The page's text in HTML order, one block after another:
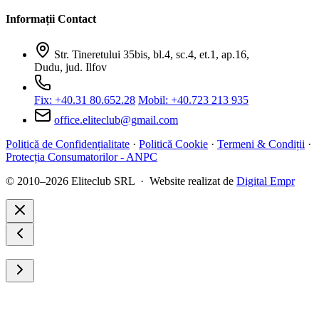
Informații Contact
Str. Tineretului 35bis, bl.4, sc.4, et.1, ap.16,
Dudu, jud. Ilfov
Fix: +40.31 80.652.28 Mobil: +40.723 213 935
office.eliteclub@gmail.com
Politică de Confidențialitate · Politică Cookie · Termeni & Condiții ·
Protecția Consumatorilor - ANPC
© 2010–2026 Eliteclub SRL · Website realizat de Digital Empr